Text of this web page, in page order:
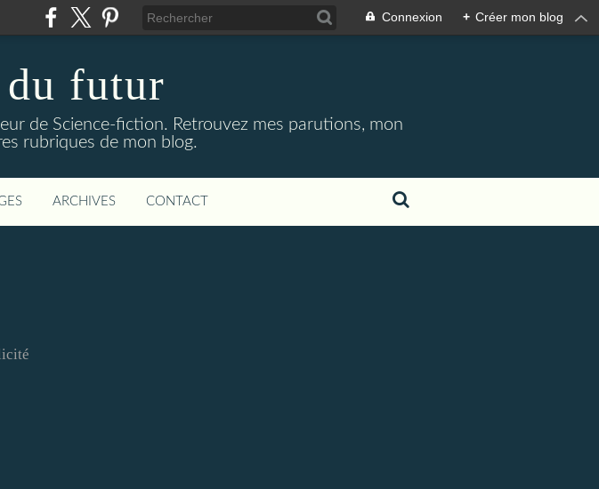
Connexion + Créer mon blog
futur
de Science-fiction. Retrouvez mes parutions, mon
rubriques de mon blog.
ARCHIVES CONTACT